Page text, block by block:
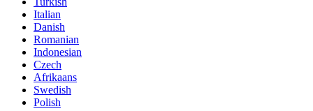
Italian
Danish
Romanian
Indonesian
Czech
Afrikaans
Swedish
Polish